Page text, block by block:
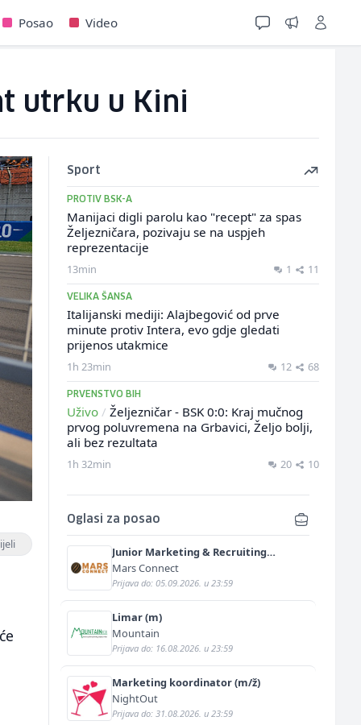
Posao Video
utrku u Kini
Sport
PROTIV BSK-A
Manijaci digli parolu kao "recept" za spas
Željezničara, pozivaju se na uspjeh
reprezentacije
13min 1 11
VELIKA ŠANSA
Italijanski mediji: Alajbegović od prve
minute protiv Intera, evo gdje gledati
prijenos utakmice
1h 23min 12 68
PRVENSTVO BIH
Uživo / Željezničar - BSK 0:0: Kraj mučnog
prvog poluvremena na Grbavici, Željo bolji,
ali bez rezultata
1h 32min 20 10
Oglasi za posao
Junior Marketing & Recruiting
Specialist (m/ž)
Mars Connect
Prijava do: 05.09.2026. u 23:59
Limar (m)
Mountain
Prijava do: 16.08.2026. u 23:59
Marketing koordinator (m/ž)
NightOut
Prijava do: 31.08.2026. u 23:59